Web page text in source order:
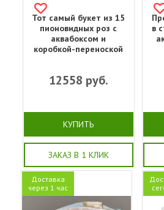
Тот самый букет из 15
пионовидных роз с
аквабоксом и
коробкой-переноской
12558 руб.
КУПИТЬ
ЗАКАЗ В 1 КЛИК
в
Доставка
через 1 час